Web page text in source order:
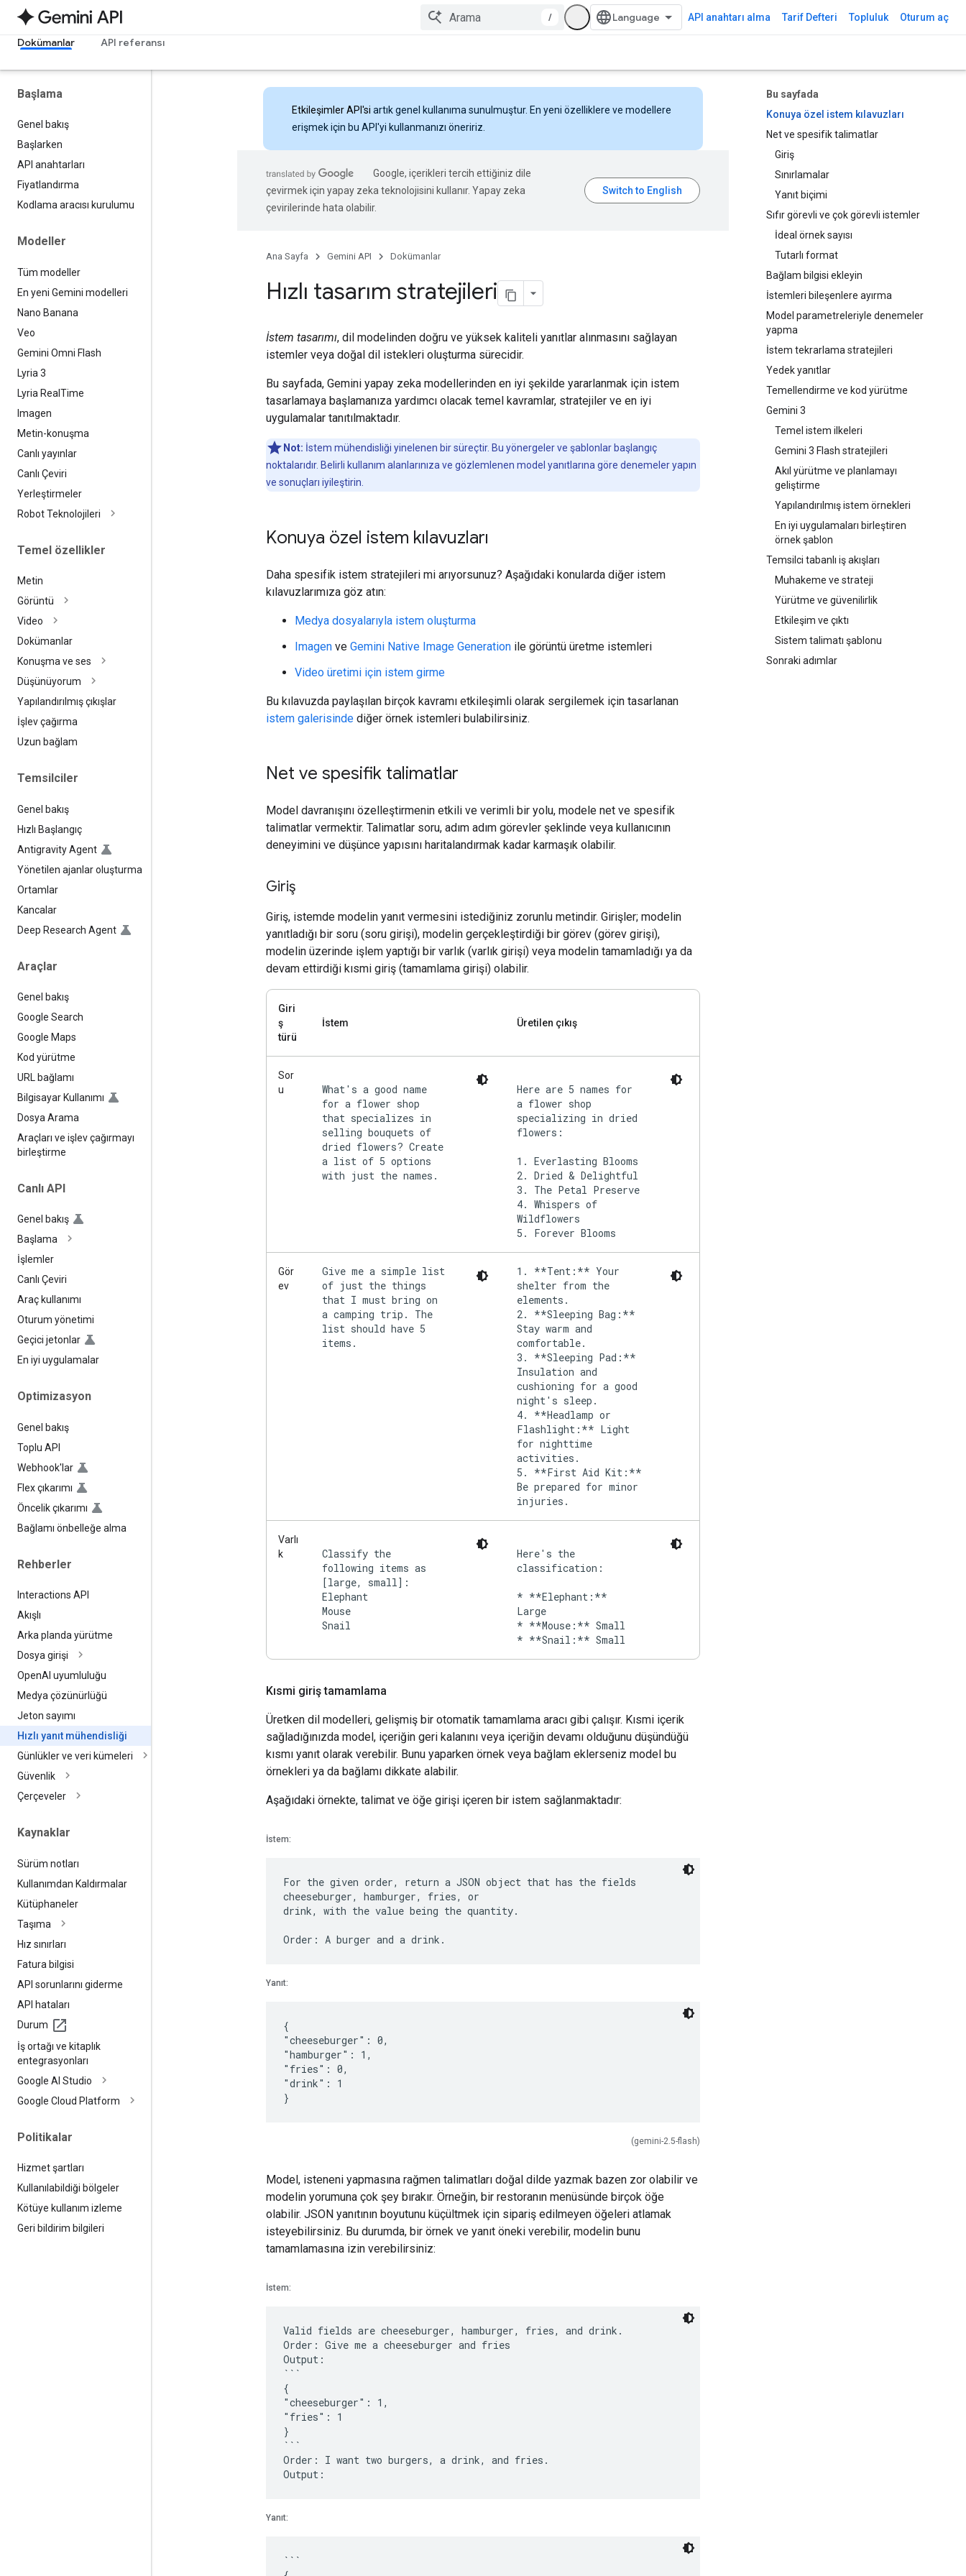
/ API anahtarı alma Tarif Defteri Topluluk Oturum aç
Dokümanlar API referansı
Başlama
Genel bakış
Başlarken
API anahtarları
Fiyatlandırma
Kodlama aracısı kurulumu
Modeller
Tüm modeller
En yeni Gemini modelleri
Nano Banana
Veo
Gemini Omni Flash
Lyria 3
Lyria Real Time
Imagen
Metin-konuşma
Canlı yayınlar
Canlı Çeviri
Yerleştirmeler
Robot Teknolojileri
Temel özellikler
Metin
Görüntü
Video
Dokümanlar
Konuşma ve ses
Düşünüyorum
Yapılandırılmış çıkışlar
İşlev çağırma
Uzun bağlam
Temsilciler
Genel bakış
Hızlı Başlangıç
Antigravity Agent
Yönetilen ajanlar oluşturma
Ortamlar
Kancalar
Deep Research Agent
Araçlar
Genel bakış
Google Search
Google Maps
Kod yürütme
URL bağlamı
Bilgisayar Kullanımı
Dosya Arama
Araçları ve işlev çağırmayı
birleştirme
Canlı API
Genel bakış
Başlama
İşlemler
Canlı Çeviri
Araç kullanımı
Oturum yönetimi
Geçici jetonlar
En iyi uygulamalar
Optimizasyon
Genel bakış
Toplu API
Webhook'lar
Flex çıkarımı
Öncelik çıkarımı
Bağlamı önbelleğe alma
Rehberler
Interactions API
Akışlı
Arka planda yürütme
Dosya girişi
OpenAI uyumluluğu
Medya çözünürlüğü
Jeton sayımı
Hızlı yanıt mühendisliği
Günlükler ve veri kümeleri
Güvenlik
Çerçeveler
Kaynaklar
Sürüm notları
Kullanımdan Kaldırmalar
Kütüphaneler
Taşıma
Hız sınırları
Fatura bilgisi
API sorunlarını giderme
API hataları
Durum
İş ortağı ve kitaplık
entegrasyonları
Google AI Studio
Google Cloud Platform
Politikalar
Hizmet şartları
Kullanılabildiği bölgeler
Kötüye kullanım izleme
Geri bildirim bilgileri
Bu sayfada
Konuya özel istem kılavuzları
Net ve spesifik talimatlar
Giriş
Sınırlamalar
Yanıt biçimi
Sıfır görevli ve çok görevli istemler
İdeal örnek sayısı
Tutarlı format
Bağlam bilgisi ekleyin
İstemleri bileşenlere ayırma
Model parametreleriyle denemeler
yapma
İstem tekrarlama stratejileri
Yedek yanıtlar
Temellendirme ve kod yürütme
Gemini 3
Temel istem ilkeleri
Gemini 3 Flash stratejileri
Akıl yürütme ve planlamayı
geliştirme
Yapılandırılmış istem örnekleri
En iyi uygulamaları birleştiren
örnek şablon
Temsilci tabanlı iş akışları
Muhakeme ve strateji
Yürütme ve güvenilirlik
Etkileşim ve çıktı
Sistem talimatı şablonu
Sonraki adımlar
Etkileşimler API'si artık genel kullanıma sunulmuştur. En yeni özelliklere ve modellere
erişmek için bu API'yi kullanmanızı öneririz.
Google, içerikleri tercih ettiğiniz dile
çevirmek için yapay zeka teknolojisini kullanır. Yapay zeka
çevirilerinde hata olabilir.
Ana Sayfa Gemini API Dokümanlar
Hızlı tasarım stratejileri
İstem tasarımı, dil modelinden doğru ve yüksek kaliteli yanıtlar alınmasını sağlayan
istemler veya doğal dil istekleri oluşturma sürecidir.
Bu sayfada, Gemini yapay zeka modellerinden en iyi şekilde yararlanmak için istem
tasarlamaya başlamanıza yardımcı olacak temel kavramlar, stratejiler ve en iyi
uygulamalar tanıtılmaktadır.
Not: İstem mühendisliği yinelenen bir süreçtir. Bu yönergeler ve şablonlar başlangıç
noktalarıdır. Belirli kullanım alanlarınıza ve gözlemlenen model yanıtlarına göre denemeler yapın
ve sonuçları iyileştirin.
Konuya özel istem kılavuzları
Daha spesifik istem stratejileri mi arıyorsunuz? Aşağıdaki konularda diğer istem
kılavuzlarımıza göz atın:
Medya dosyalarıyla istem oluşturma
Imagen ve Gemini Native Image Generation ile görüntü üretme istemleri
Video üretimi için istem girme
Bu kılavuzda paylaşılan birçok kavramı etkileşimli olarak sergilemek için tasarlanan
istem galerisinde diğer örnek istemleri bulabilirsiniz.
Net ve spesifik talimatlar
Model davranışını özelleştirmenin etkili ve verimli bir yolu, modele net ve spesifik
talimatlar vermektir. Talimatlar soru, adım adım görevler şeklinde veya kullanıcının
deneyimini ve düşünce yapısını haritalandırmak kadar karmaşık olabilir.
Giriş
Giriş, istemde modelin yanıt vermesini istediğiniz zorunlu metindir. Girişler; modelin
yanıtladığı bir soru (soru girişi), modelin gerçekleştirdiği bir görev (görev girişi),
modelin üzerinde işlem yaptığı bir varlık (varlık girişi) veya modelin tamamladığı ya da
devam ettirdiği kısmi giriş (tamamlama girişi) olabilir.
Giri
ş
türü
İstem Üretilen çıkış
Sor
u
What's a good name
for a flower shop
that specializes in
selling bouquets of
dried flowers? Create
a list of 5 options
with just the names.
Here are 5 names for
a flower shop
specializing in dried
flowers:
1. Everlasting Blooms
2. Dried & Delightful
3. The Petal Preserve
4. Whispers of
Wildflowers
Gör
ev
Give me a simple list
of just the things
that I must bring on
a camping trip. The
list should have 5
items.
1. **Tent:** Your
shelter from the
elements.
2. **Sleeping Bag:**
Stay warm and
comfortable.
3. **Sleeping Pad:**
Insulation and
cushioning for a good
night's sleep.
4. **Headlamp or
Flashlight:** Light
for nighttime
activities.
5. **First Aid Kit:**
Be prepared for minor
injuries.
Varlı
k
Classify the
following items as
[large, small]:
Elephant
Mouse
Snail
Here's the
classification:
* **Elephant:**
Large
* **Mouse:** Small
Kısmi giriş tamamlama
Üretken dil modelleri, gelişmiş bir otomatik tamamlama aracı gibi çalışır. Kısmi içerik
sağladığınızda model, içeriğin geri kalanını veya içeriğin devamı olduğunu düşündüğü
kısmı yanıt olarak verebilir. Bunu yaparken örnek veya bağlam eklerseniz model bu
örnekleri ya da bağlamı dikkate alabilir.
Aşağıdaki örnekte, talimat ve öğe girişi içeren bir istem sağlanmaktadır:
İstem:
For the given order, return a JSON object that has the fields
cheeseburger, hamburger, fries, or
drink, with the value being the quantity.
Yanıt:
{
"cheeseburger": 0,
"hamburger": 1,
"fries": 0,
"drink": 1
(gemini-2.5-flash)
Model, isteneni yapmasına rağmen talimatları doğal dilde yazmak bazen zor olabilir ve
modelin yorumuna çok şey bırakır. Örneğin, bir restoranın menüsünde birçok öğe
olabilir. JSON yanıtının boyutunu küçültmek için sipariş edilmeyen öğeleri atlamak
isteyebilirsiniz. Bu durumda, bir örnek ve yanıt öneki verebilir, modelin bunu
tamamlamasına izin verebilirsiniz:
İstem:
Valid fields are cheeseburger, hamburger, fries, and drink.
Order: Give me a cheeseburger and fries
Output:
```
{
"cheeseburger": 1,
"fries": 1
}
```
Order: I want two burgers, a drink, and fries.
Yanıt:
```